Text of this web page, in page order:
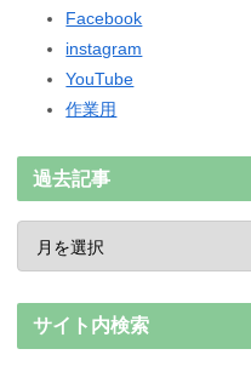
Facebook
instagram
YouTube
作業用
過去記事
サイト内検索